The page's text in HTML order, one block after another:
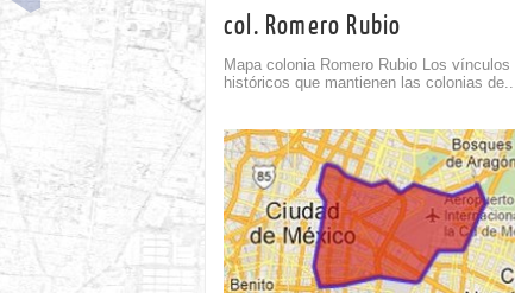
col. Romero Rubio
Mapa colonia Romero Rubio Los vínculos
históricos que mantienen las colonias de...
0
Comment